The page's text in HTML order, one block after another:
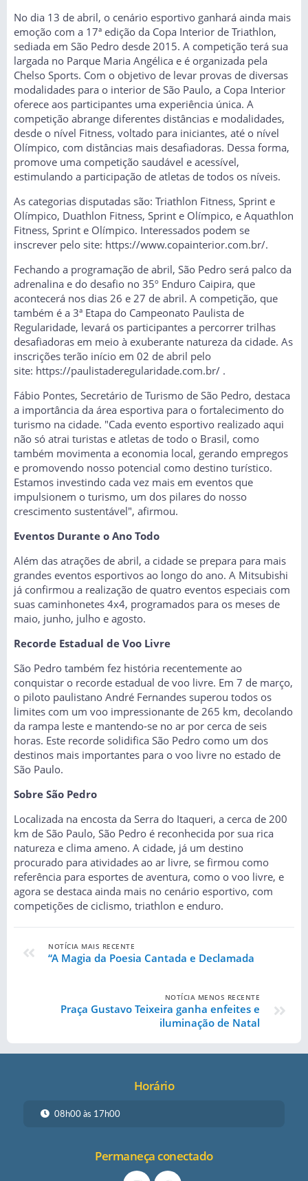
No dia 13 de abril, o cenário esportivo ganhará ainda mais
emoção com a 17ª edição da Copa Interior de Triathlon,
sediada em São Pedro desde 2015. A competição terá sua
largada no Parque Maria Angélica e é organizada pela
Chelso Sports. Com o objetivo de levar provas de diversas
modalidades para o interior de São Paulo, a Copa Interior
oferece aos participantes uma experiência única. A
competição abrange diferentes distâncias e modalidades,
desde o nível Fitness, voltado para iniciantes, até o nível
Olímpico, com distâncias mais desafiadoras. Dessa forma,
promove uma competição saudável e acessível,
estimulando a participação de atletas de todos os níveis.
As categorias disputadas são: Triathlon Fitness, Sprint e
Olímpico, Duathlon Fitness, Sprint e Olímpico, e Aquathlon
Fitness, Sprint e Olímpico. Interessados podem se
inscrever pelo site: https://www.copainterior.com.br/.
Fechando a programação de abril, São Pedro será palco da
adrenalina e do desafio no 35º Enduro Caipira, que
acontecerá nos dias 26 e 27 de abril. A competição, que
também é a 3ª Etapa do Campeonato Paulista de
Regularidade, levará os participantes a percorrer trilhas
desafiadoras em meio à exuberante natureza da cidade. As
inscrições terão início em 02 de abril pelo
site: https://paulistaderegularidade.com.br/ .
Fábio Pontes, Secretário de Turismo de São Pedro, destaca
a importância da área esportiva para o fortalecimento do
turismo na cidade. "Cada evento esportivo realizado aqui
não só atrai turistas e atletas de todo o Brasil, como
também movimenta a economia local, gerando empregos
e promovendo nosso potencial como destino turístico.
Estamos investindo cada vez mais em eventos que
impulsionem o turismo, um dos pilares do nosso
crescimento sustentável", afirmou.
Eventos Durante o Ano Todo
Além das atrações de abril, a cidade se prepara para mais
grandes eventos esportivos ao longo do ano. A Mitsubishi
já confirmou a realização de quatro eventos especiais com
suas caminhonetes 4x4, programados para os meses de
maio, junho, julho e agosto.
Recorde Estadual de Voo Livre
São Pedro também fez história recentemente ao
conquistar o recorde estadual de voo livre. Em 7 de março,
o piloto paulistano André Fernandes superou todos os
limites com um voo impressionante de 265 km, decolando
da rampa leste e mantendo-se no ar por cerca de seis
horas. Este recorde solidifica São Pedro como um dos
destinos mais importantes para o voo livre no estado de
São Paulo.
Sobre São Pedro
Localizada na encosta da Serra do Itaqueri, a cerca de 200
km de São Paulo, São Pedro é reconhecida por sua rica
natureza e clima ameno. A cidade, já um destino
procurado para atividades ao ar livre, se firmou como
referência para esportes de aventura, como o voo livre, e
agora se destaca ainda mais no cenário esportivo, com
competições de ciclismo, triathlon e enduro.
NOTÍCIA MAIS RECENTE
“A Magia da Poesia Cantada e Declamada
NOTÍCIA MENOS RECENTE
Praça Gustavo Teixeira ganha enfeites e
iluminação de Natal
Horário
08h00 às 17h00
Permaneça conectado